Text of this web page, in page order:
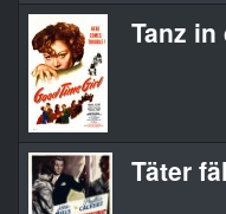
Tanz
Täter